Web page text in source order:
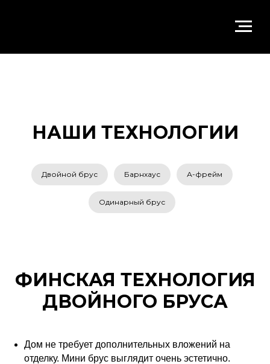
НАШИ ТЕХНОЛОГИИ
Двойной брус Барнхаус А-фрейм
Одинарный брус
ФИНСКАЯ ТЕХНОЛОГИЯ
ДВОЙНОГО БРУСА
Дом не требует дополнительных вложений на
отделку. Мини брус выглядит очень эстетично.